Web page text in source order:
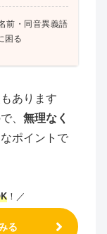
前・同音異義語
困る
あります
、 無理なく
ポイントで
！ ／
る